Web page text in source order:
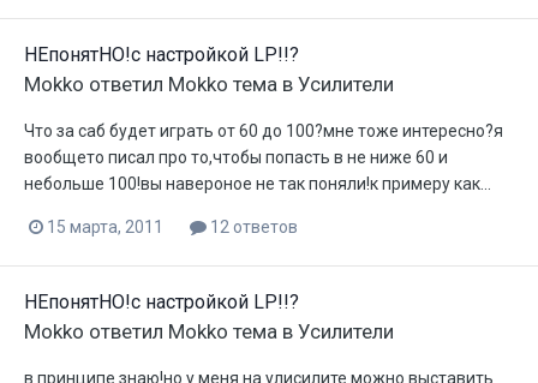
НЕпонятНО!с настройкой LP!!?
Mokko ответил Mokko тема в Усилители
Что за саб будет играть от 60 до 100?мне тоже интересно?я
вообщето писал про то,чтобы попасть в не ниже 60 и
небольше 100!вы навероное не так поняли!к примеру как...
15 марта, 2011 12 ответов
НЕпонятНО!с настройкой LP!!?
Mokko ответил Mokko тема в Усилители
в принципе знаю!но у меня на улисилите можно выставить